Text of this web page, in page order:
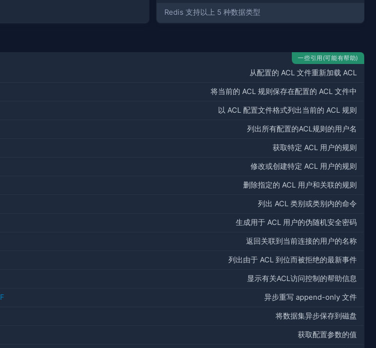
Redis 支持以上 5 种数据类型
一些引用(可能有帮助)
从配置的 ACL 文件重新加载 ACL
将当前的 ACL 规则保存在配置的 ACL 文件中
以 ACL 配置文件格式列出当前的 ACL 规则
列出所有配置的ACL规则的用户名
获取特定 ACL 用户的规则
修改或创建特定 ACL 用户的规则
删除指定的 ACL 用户和关联的规则
列出 ACL 类别或类别内的命令
生成用于 ACL 用户的伪随机安全密码
返回关联到当前连接的用户的名称
列出由于 ACL 到位而被拒绝的最新事件
显示有关ACL访问控制的帮助信息
异步重写 append-only 文件
将数据集异步保存到磁盘
获取配置参数的值